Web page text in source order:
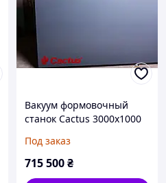
Вакуум формовочный
станок Cactus 3000х1000
Под заказ
715 500₴